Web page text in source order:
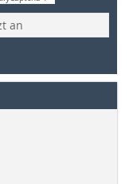
an